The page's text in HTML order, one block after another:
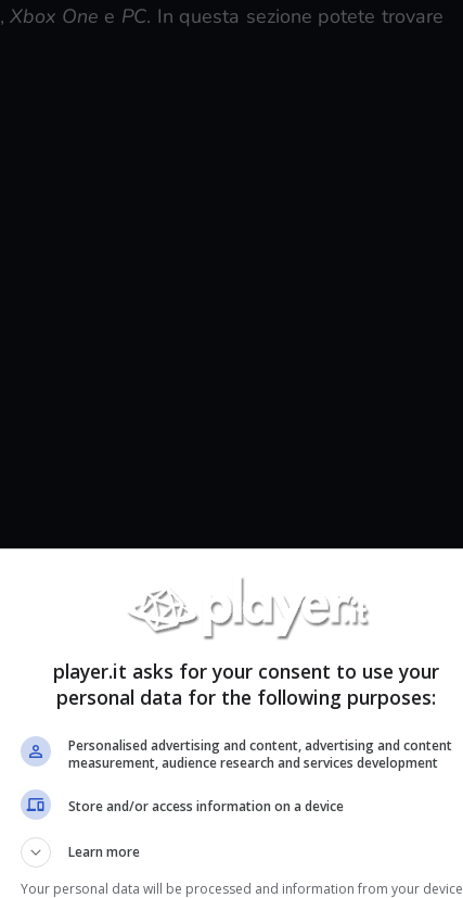
,Xbox One e PC. In questa sezione potete trovare
player.it asks for your consent to use your
personal data for the following purposes:
Personalised advertising and content, advertising and content
measurement, audience research and services development
Store and/or access information on a device
Learn more
Your personal data will be processed and information from your device